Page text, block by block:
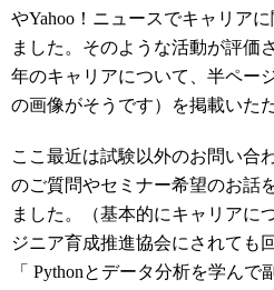
やYahoo！ニュースでキャリア
ました。そのような活動が評価
年のキャリアについて、半ペー
の画像がそうです）を掲載いた
ここ最近は試験以外のお問い合
のご質問やセミナー希望のお話
ました。（基本的にキャリアに
ジニア育成推進協会にされても
「 Pythonとデータ分析を学ん